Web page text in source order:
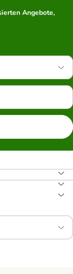
Angebote,